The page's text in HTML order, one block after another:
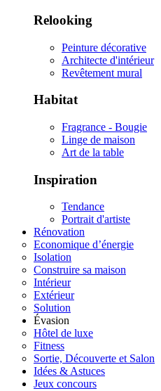
Relooking
Peinture décorative
Architecte d'intérieur
Revêtement mural
Habitat
Fragrance - Bougie
Linge de maison
Art de la table
Inspiration
Tendance
Portrait d'artiste
Rénovation
Economique d’énergie
Isolation
Construire sa maison
Intérieur
Extérieur
Solution
Évasion
Hôtel de luxe
Fitness
Sortie, Découverte et Salon
Idées & Astuces
Jeux concours